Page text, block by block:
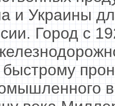
и Украины
Город с